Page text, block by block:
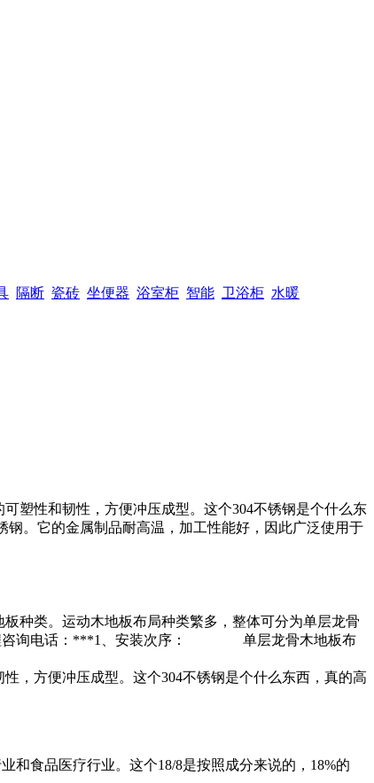
隔断 瓷砖 坐便器 浴室柜 智能 卫浴柜 水暖
塑性和韧性，方便冲压成型。这个304不锈钢是个什么东
钢。它的金属制品耐高温，加工性能好，因此广泛使用于
类。运动木地板布局种类繁多，整体可分为单层龙骨
流程咨询电话：***1、安装次序： 单层龙骨木地板布
，方便冲压成型。这个304不锈钢是个什么东西，真的高
和食品医疗行业。这个18/8是按照成分来说的，18%的